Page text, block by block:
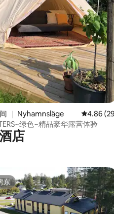
5 分），共 38 条评价
｜ Nyhamnsläge 平均评分
4.86
绿色~精品豪华露营体验
店
东
东